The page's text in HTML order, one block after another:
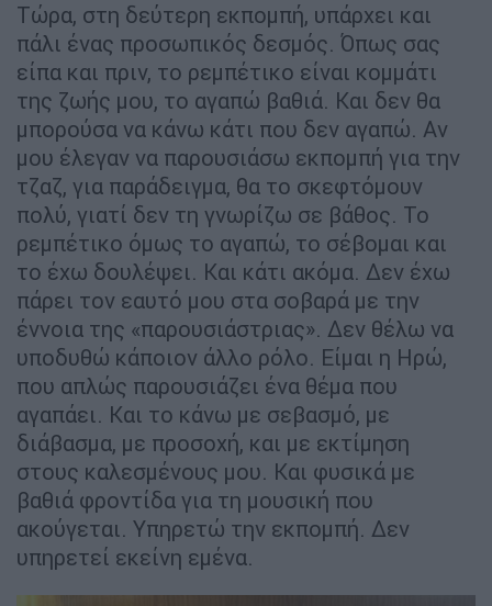
Τώρα, στη δεύτερη εκπομπή, υπάρχει και
πάλι ένας προσωπικός δεσμός. Όπως σας
είπα και πριν, το ρεμπέτικο είναι κομμάτι
της ζωής μου, το αγαπώ βαθιά. Και δεν θα
μπορούσα να κάνω κάτι που δεν αγαπώ. Αν
μου έλεγαν να παρουσιάσω εκπομπή για την
τζαζ, για παράδειγμα, θα το σκεφτόμουν
πολύ, γιατί δεν τη γνωρίζω σε βάθος. Το
ρεμπέτικο όμως το αγαπώ, το σέβομαι και
το έχω δουλέψει. Και κάτι ακόμα. Δεν έχω
πάρει τον εαυτό μου στα σοβαρά με την
έννοια της «παρουσιάστριας». Δεν θέλω να
υποδυθώ κάποιον άλλο ρόλο. Είμαι η Ηρώ,
που απλώς παρουσιάζει ένα θέμα που
αγαπάει. Και το κάνω με σεβασμό, με
διάβασμα, με προσοχή, και με εκτίμηση
στους καλεσμένους μου. Και φυσικά με
βαθιά φροντίδα για τη μουσική που
ακούγεται. Υπηρετώ την εκπομπή. Δεν
υπηρετεί εκείνη εμένα.